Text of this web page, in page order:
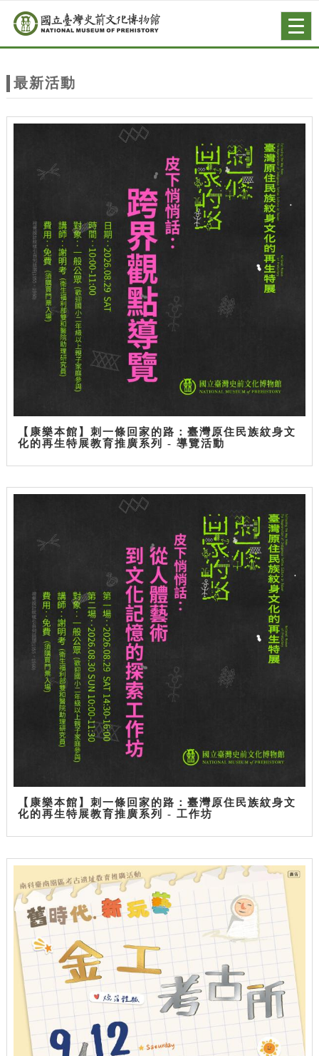
站
主
跳到主要內容
網站導覽
最新活動
【康樂本館】刺一條回家的路：臺灣原住民族紋身文
化的再生特展教育推廣系列 - 導覽活動
【康樂本館】刺一條回家的路：臺灣原住民族紋身文
化的再生特展教育推廣系列 - 工作坊